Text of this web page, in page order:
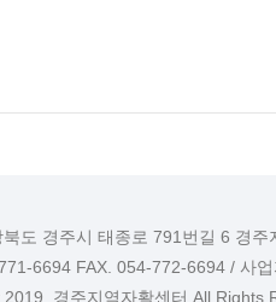
도 경주시 태종로 791번길 6 경주
6694 FAX. 054-772-6694 / 사
경주지역자활센터 All Rights